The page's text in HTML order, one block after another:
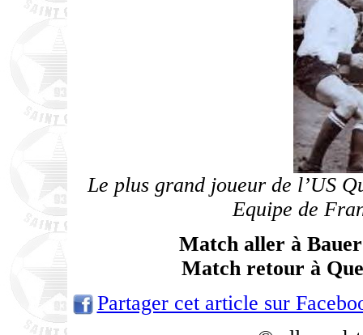
Le plus grand joueur de l’US
Equipe de
Match aller à
Match retour à
Partager cet article sur